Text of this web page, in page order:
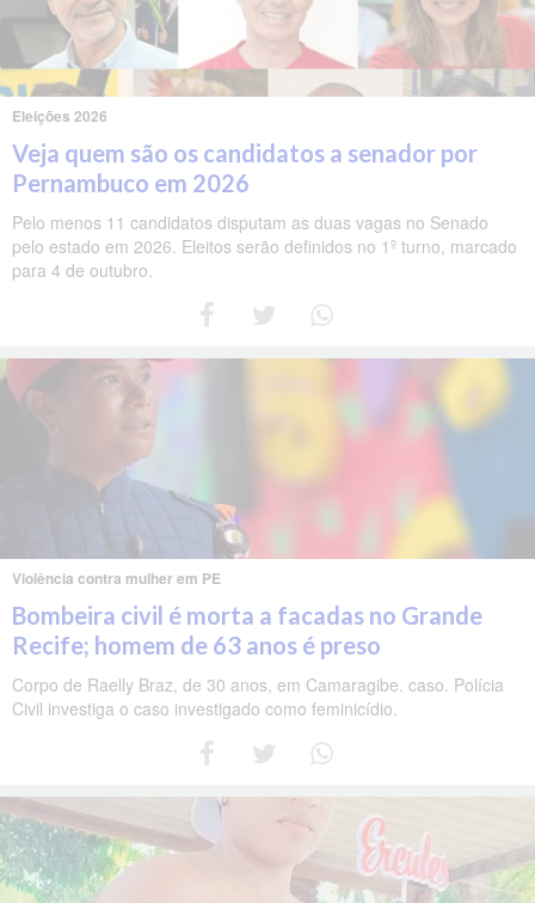
Eleições 2026
Veja quem são os candidatos a senador por
Pernambuco em 2026
Pelo menos 11 candidatos disputam as duas vagas no Senado
pelo estado em 2026. Eleitos serão definidos no 1º turno, marcado
para 4 de outubro.
Violência contra mulher em PE
Bombeira civil é morta a facadas no Grande
Recife; homem de 63 anos é preso
Corpo de Raelly Braz, de 30 anos, em Camaragibe. caso. Polícia
Civil investiga o caso investigado como feminicídio.